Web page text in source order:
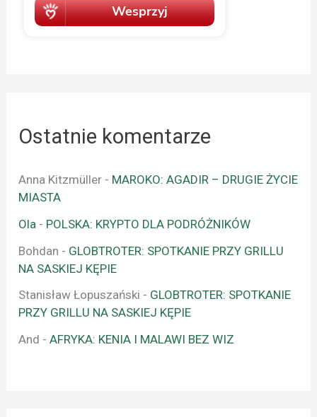
Ostatnie komentarze
Anna Kitzmüller - MAROKO: AGADIR – DRUGIE ŻYCIE
MIASTA
Ola - POLSKA: KRYPTO DLA PODRÓŻNIKÓW
Bohdan - GLOBTROTER: SPOTKANIE PRZY GRILLU
NA SASKIEJ KĘPIE
Stanisław Łopuszański - GLOBTROTER: SPOTKANIE
PRZY GRILLU NA SASKIEJ KĘPIE
And -AFRYKA: KENIA I MALAWI BEZ WIZ